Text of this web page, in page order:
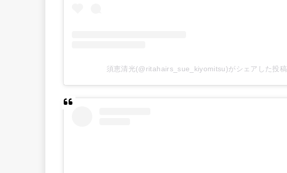
須恵清光(@ritahairs_sue_kiyomitsu)がシェアした投稿